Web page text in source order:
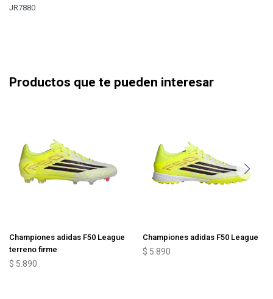
JR7880
Productos que te pueden interesar
Championes adidas F50 League
terreno firme
$ 5.890
Championes adidas F50 League
$ 5.890